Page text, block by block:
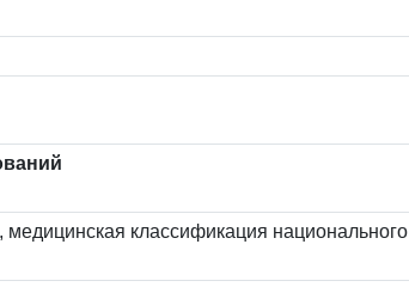
классификация национального